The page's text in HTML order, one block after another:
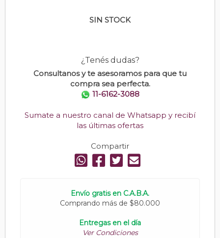
SIN STOCK
¿Tenés dudas?
Consultanos y te asesoramos para que tu
compra sea perfecta.
11-6162-3088
Sumate a nuestro canal de Whatsapp y recibí
las últimas ofertas
Compartir
Envío gratis en C.A.B.A.
Comprando más de $80.000
Entregas en el día
Ver Condiciones